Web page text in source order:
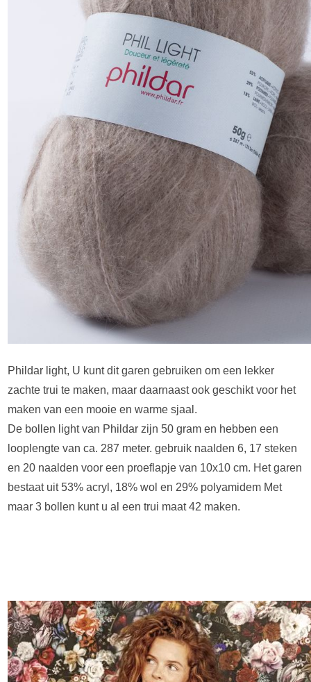
Phildar light, U kunt dit garen gebruiken om een lekker
zachte trui te maken, maar daarnaast ook geschikt voor het
maken van een mooie en warme sjaal.
De bollen light van Phildar zijn 50 gram en hebben een
looplengte van ca. 287 meter. gebruik naalden 6, 17 steken
en 20 naalden voor een proeflapje van 10x10 cm. Het garen
bestaat uit 53% acryl, 18% wol en 29% polyamidem Met
maar 3 bollen kunt u al een trui maat 42 maken.